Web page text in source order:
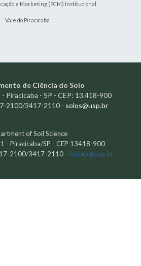
e Marketing (PCM) Institucional
Vale do Piracicaba
de Ciência do Solo
- Piracicaba - SP - CEP: 13.418-900
2100/3417-2110 - solos@usp.br
ofSoil Science
- Piracicaba/SP - CEP 13418-900
2100/3417-2110 - lso.lab@usp.br